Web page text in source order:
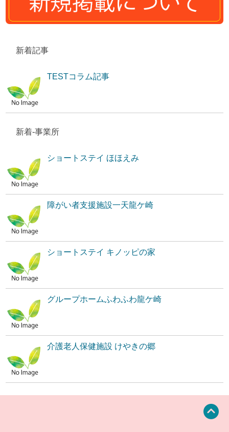
新着記事
TESTコラム記事
新着-事業所
ショートステイ ほほえみ
障がい者支援施設一天龍ケ崎
ショートステイ キノッピの家
グループホームふわふわ龍ケ崎
介護老人保健施設 けやきの郷